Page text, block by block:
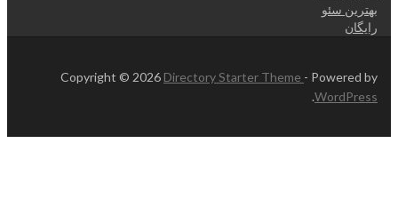
بهترین سئو
رایگان
Copyright © 2026 Directory Starter Theme - Powered by
WordPress
.